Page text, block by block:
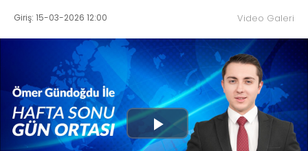
Giriş: 15-03-2026 12:00 Video Galeri
Play